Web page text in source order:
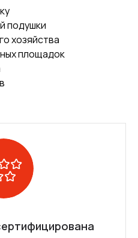
подушки
хозяйства
площадок